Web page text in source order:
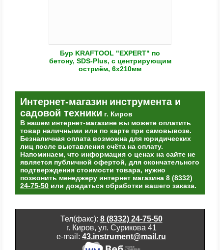
Бур KRAFTOOL "EXPERT" по
бетону, SDS-Plus, с центрирующим
остриём, 6х210мм
Интернет-магазин инструмента и
садовой техники г. Киров
В нашем интернет-магазине вы можете оплатить
товар наличными или по карте при самовывозе.
Безналичная оплата возможна для юридических
лиц после выставления счёта на оплату.
Напоминаем, что информация о ценах на сайте не
является публичной офертой, для окончательного
подтверждения стоимости товара, нужно
позвонить менеджеру интернет магазина8 (8332)
24-75-50 или дождаться обработки вашего заказа.
Тел(факс): 8 (8332) 24-75-50
г. Киров, ул. Сурикова 41
e-mail: 43.instrument@mail.ru